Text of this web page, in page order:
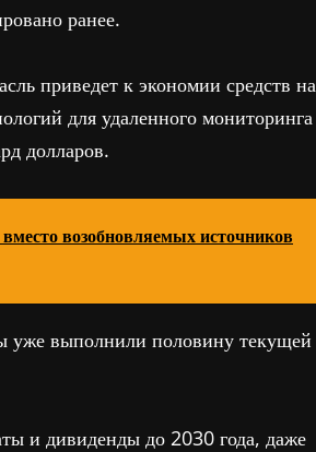
ранее.
приведет к экономии средств на
для удаленного мониторинга
долларов.
возобновляемых источников
уже выполнили половину текущей
и дивиденды до 2030 года, даже